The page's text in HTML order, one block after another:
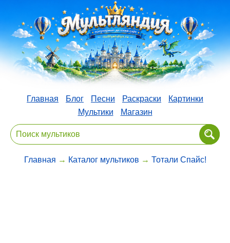
Главная Блог Песни Раскраски
Картинки
Мультики
Магазин
Главная → Каталог мультиков → Тотали Спайс!